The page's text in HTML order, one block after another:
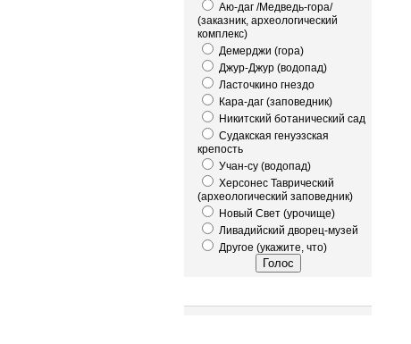
Аю-даг /Медведь-гора/
(заказник, археологический
комплекс)
Демерджи (гора)
Джур-Джур (водопад)
Ласточкино гнездо
Кара-даг (заповедник)
Никитский ботанический сад
Судакская генуэзская
крепость
Учан-су (водопад)
Херсонес Таврический
(археологический заповедник)
Новый Свет (урочище)
Ливадийский дворец-музей
Другое (укажите, что)